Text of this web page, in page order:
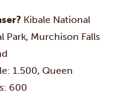
Kibale National
Park, Murchison Falls
1.500, Queen
600